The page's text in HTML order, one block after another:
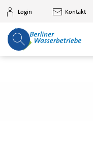
Zum Hauptinhalt springen
Login Kontakt